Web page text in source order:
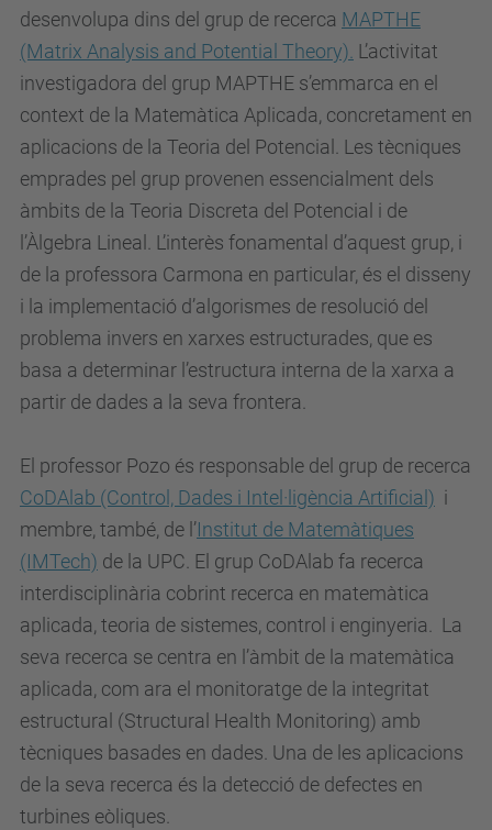
desenvolupa dins del grup de recerca MAPTHE
(Matrix Analysis and Potential Theory). L’activitat
investigadora del grup MAPTHE s’emmarca en el
context de la Matemàtica Aplicada, concretament en
aplicacions de la Teoria del Potencial. Les tècniques
emprades pel grup provenen essencialment dels
àmbits de la Teoria Discreta del Potencial i de
l’Àlgebra Lineal. L’interès fonamental d’aquest grup, i
de la professora Carmona en particular, és el disseny
i la implementació d’algorismes de resolució del
problema invers en xarxes estructurades, que es
basa a determinar l’estructura interna de la xarxa a
partir de dades a la seva frontera.
El professor Pozo és responsable del grup de recerca
CoDAlab (Control, Dades i Intel·ligència Artificial) i
membre, també, de l’Institut de Matemàtiques
(IMTech) de la UPC. El grup CoDAlab fa recerca
interdisciplinària cobrint recerca en matemàtica
aplicada, teoria de sistemes, control i enginyeria. La
seva recerca se centra en l’àmbit de la matemàtica
aplicada, com ara el monitoratge de la integritat
estructural (Structural Health Monitoring) amb
tècniques basades en dades. Una de les aplicacions
de la seva recerca és la detecció de defectes en
turbines eòliques.